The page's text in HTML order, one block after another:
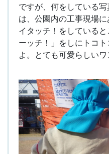
ですが、何をしている
は、公園内の工事現場
イタッチ！をしている
ーッチ！」をしにトコ
よ。とても可愛らしいワ